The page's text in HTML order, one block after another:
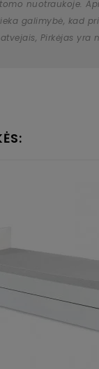
nuotraukoje.
galimybė, kad
Pirkėjas yra